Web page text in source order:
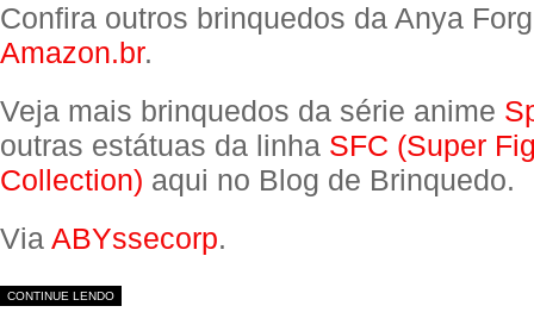
Confira outros brinquedos da Anya
Amazon.br.
Veja mais brinquedos da série anime
outras estátuas da linha SFC (Super
Collection) aqui no Blog de Brinquedo.
Via ABYssecorp.
CONTINUE LENDO